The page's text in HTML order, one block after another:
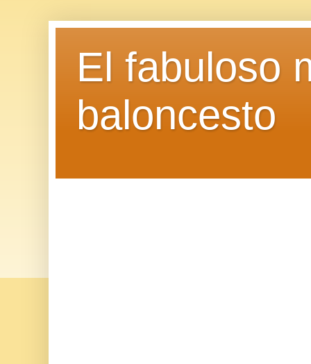
El fabuloso
baloncesto